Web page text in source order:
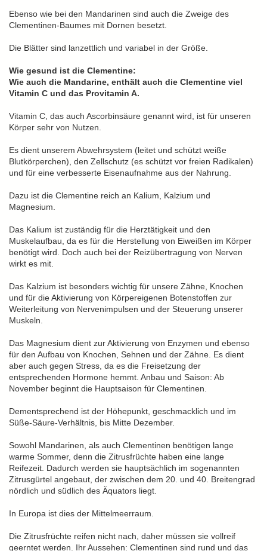
Ebenso wie bei den Mandarinen sind auch die Zweige des
Clementinen-Baumes mit Dornen besetzt.
Die Blätter sind lanzettlich und variabel in der Größe.
Wie gesund ist die Clementine:
Wie auch die Mandarine, enthält auch die Clementine viel
Vitamin C und das Provitamin A.
Vitamin C, das auch Ascorbinsäure genannt wird, ist für unseren
Körper sehr von Nutzen.
Es dient unserem Abwehrsystem (leitet und schützt weiße
Blutkörperchen), den Zellschutz (es schützt vor freien Radikalen)
und für eine verbesserte Eisenaufnahme aus der Nahrung.
Dazu ist die Clementine reich an Kalium, Kalzium und
Magnesium.
Das Kalium ist zuständig für die Herztätigkeit und den
Muskelaufbau, da es für die Herstellung von Eiweißen im Körper
benötigt wird. Doch auch bei der Reizübertragung von Nerven
wirkt es mit.
Das Kalzium ist besonders wichtig für unsere Zähne, Knochen
und für die Aktivierung von Körpereigenen Botenstoffen zur
Weiterleitung von Nervenimpulsen und der Steuerung unserer
Muskeln.
Das Magnesium dient zur Aktivierung von Enzymen und ebenso
für den Aufbau von Knochen, Sehnen und der Zähne. Es dient
aber auch gegen Stress, da es die Freisetzung der
entsprechenden Hormone hemmt. Anbau und Saison: Ab
November beginnt die Hauptsaison für Clementinen.
Dementsprechend ist der Höhepunkt, geschmacklich und im
Süße-Säure-Verhältnis, bis Mitte Dezember.
Sowohl Mandarinen, als auch Clementinen benötigen lange
warme Sommer, denn die Zitrusfrüchte haben eine lange
Reifezeit. Dadurch werden sie hauptsächlich im sogenannten
Zitrusgürtel angebaut, der zwischen dem 20. und 40. Breitengrad
nördlich und südlich des Äquators liegt.
In Europa ist dies der Mittelmeerraum.
Die Zitrusfrüchte reifen nicht nach, daher müssen sie vollreif
geerntet werden. Ihr Aussehen: Clementinen sind rund und das